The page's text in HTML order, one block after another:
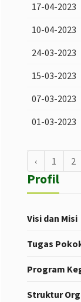
17-04-2023
10-04-2023
24-03-2023
15-03-2023
07-03-2023
01-03-2023
‹ 1 2
Profil
Visi dan Misi
Tugas
Program
Struktur